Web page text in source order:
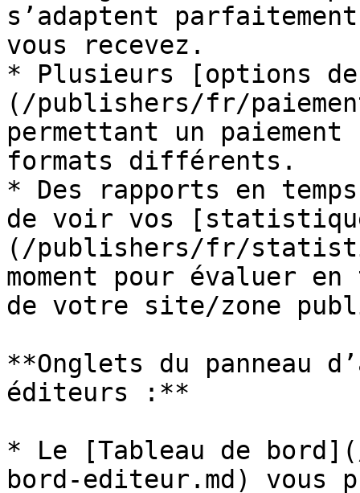
s’adaptent
vous recevez.
* Plusieurs [options de
(/publishers/fr/
permettant un
formats différents.
* Des rapports en
de voir vos
(/publishers/fr/
moment pour évaluer
de votre site/zone
**Onglets du panneau
éditeurs :**
* Le [Tableau de
bord-editeur.md) vous